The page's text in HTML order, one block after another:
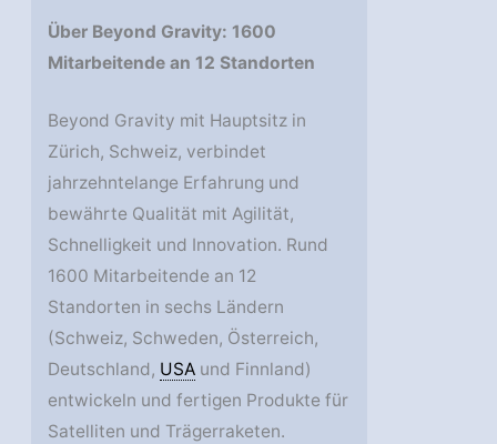
Über Beyond Gravity: 1600
Mitarbeitende an 12 Standorten
Beyond Gravity mit Hauptsitz in
Zürich, Schweiz, verbindet
jahrzehntelange Erfahrung und
bewährte Qualität mit Agilität,
Schnelligkeit und Innovation. Rund
1600 Mitarbeitende an 12
Standorten in sechs Ländern
(Schweiz, Schweden, Österreich,
Deutschland, USA und Finnland)
entwickeln und fertigen Produkte für
Satelliten und Trägerraketen.